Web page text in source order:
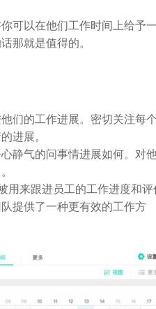
可以在他们工作时间上给予
那就是值得的。
们的工作进展。密切关注每
进展。
静气的问事情进展如何。对
用来跟进员工的工作进度和评
提供了一种更有效的工作方